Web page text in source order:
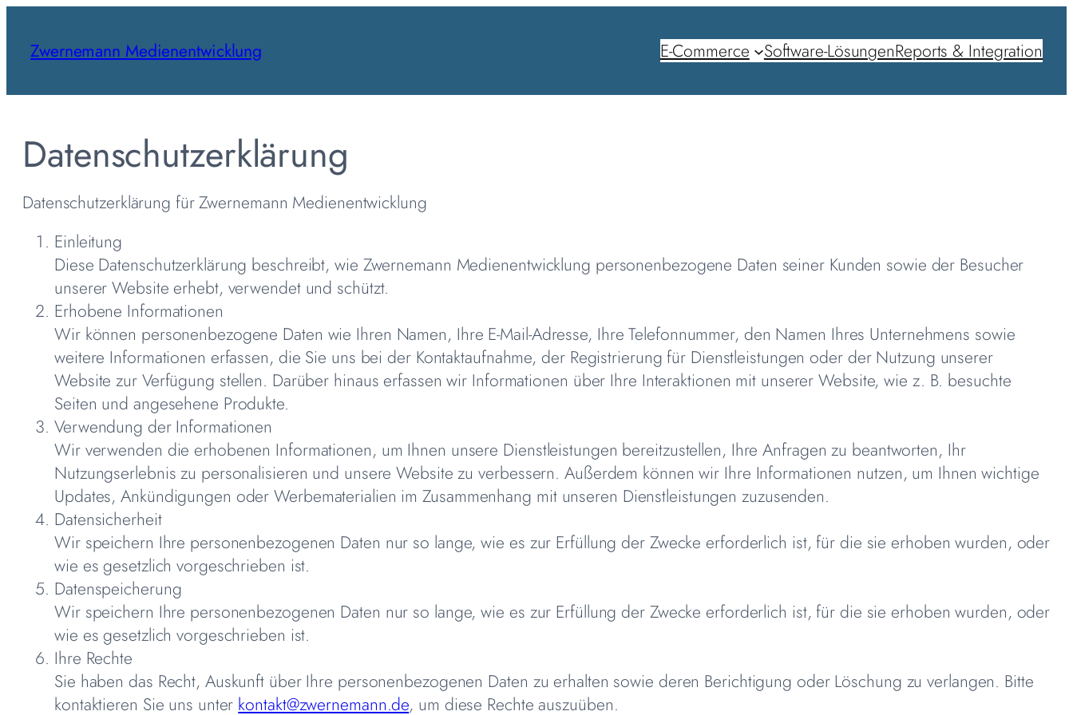
content
Zwernemann Medienentwicklung E-Commerce Software-LösungenReports & Integration
Datenschutzerklärung
Datenschutzerklärung für Zwernemann Medienentwicklung
Einleitung
Diese Datenschutzerklärung beschreibt, wie Zwernemann Medienentwicklung personenbezogene Daten seiner Kunden sowie der Besucher
unserer Website erhebt, verwendet und schützt.
Erhobene Informationen
Wir können personenbezogene Daten wie Ihren Namen, Ihre E-Mail-Adresse, Ihre Telefonnummer, den Namen Ihres Unternehmens sowie
weitere Informationen erfassen, die Sie uns bei der Kontaktaufnahme, der Registrierung für Dienstleistungen oder der Nutzung unserer
Website zur Verfügung stellen. Darüber hinaus erfassen wir Informationen über Ihre Interaktionen mit unserer Website, wie z. B. besuchte
Seiten und angesehene Produkte.
Verwendung der Informationen
Wir verwenden die erhobenen Informationen, um Ihnen unsere Dienstleistungen bereitzustellen, Ihre Anfragen zu beantworten, Ihr
Nutzungserlebnis zu personalisieren und unsere Website zu verbessern. Außerdem können wir Ihre Informationen nutzen, um Ihnen wichtige
Updates, Ankündigungen oder Werbematerialien im Zusammenhang mit unseren Dienstleistungen zuzusenden.
Datensicherheit
Wir speichern Ihre personenbezogenen Daten nur so lange, wie es zur Erfüllung der Zwecke erforderlich ist, für die sie erhoben wurden, oder
wie es gesetzlich vorgeschrieben ist.
Datenspeicherung
Wir speichern Ihre personenbezogenen Daten nur so lange, wie es zur Erfüllung der Zwecke erforderlich ist, für die sie erhoben wurden, oder
wie es gesetzlich vorgeschrieben ist.
Ihre Rechte
Sie haben das Recht, Auskunft über Ihre personenbezogenen Daten zu erhalten sowie deren Berichtigung oder Löschung zu verlangen. Bitte
kontaktieren Sie uns unter kontakt@zwernemann.de, um diese Rechte auszuüben.